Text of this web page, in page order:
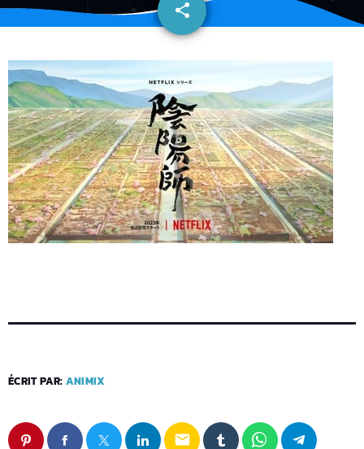
share
email
ÉCRIT PAR: ANIMIX
email